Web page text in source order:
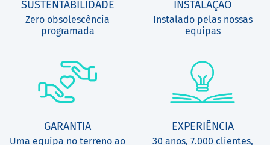
SUSTENTABILIDADE
Zero obsolescência
programada
INSTALAÇÃO
Instalado pelas nossas
equipas
GARANTIA
Uma equipa no terreno ao
EXPERIÊNCIA
30 anos, 7.000 clientes,